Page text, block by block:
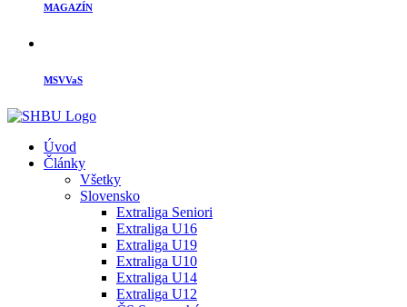
MAGAZÍN
MSVVaS
Úvod
Články
Všetky
Slovensko
Extraliga Seniori
Extraliga U16
Extraliga U19
Extraliga U10
Extraliga U14
Extraliga U12